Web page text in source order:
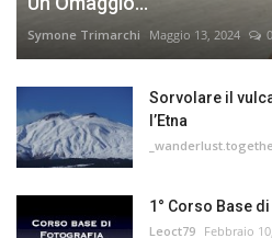
Symone Trimarchi Maggio 13, 2024 0
Sorvolare il
l’Etna
1° Corso Base
Leoct79 Febbraio